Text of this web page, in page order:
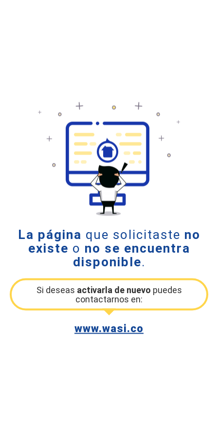
La página que solicitaste no
existe o no se encuentra
disponible.
Si deseas activarla de nuevo puedes
contactarnos en:
www.wasi.co